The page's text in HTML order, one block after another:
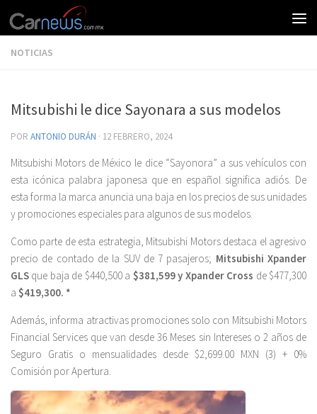
NOTICIAS
Mitsubishi le dice Sayonara a sus modelos
POR ANTONIO DURÁN · 12 FEBRERO, 2024
Mitsubishi Motors de México le dice “Sayonora” a sus vehículos con
esta icónica palabra japonesa que en español significa adiós. De
esta forma la marca anuncia una baja en los precios de sus unidades
y promociones especiales para algunos de sus modelos.
Como parte de esta estrategia, Mitsubishi Motors destaca el agresivo
precio de contado de la SUV de 7 pasajeros; Mitsubishi Xpander
GLS que baja de $440,500 a $381,599 y Xpander Cross de $477,300
a $419,300. *
Además, informa atractivas promociones solo con Mitsubishi Motors
Financial Services que van desde 36 Meses sin Intereses o 2 años de
Seguro Gratis o mensualidades desde $2,699.00 MXN (3) + 0%
Comisión por Apertura.